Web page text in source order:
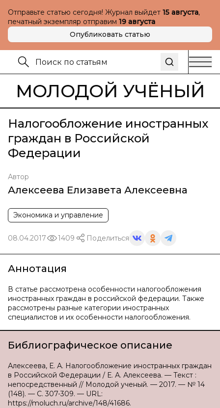
Отправьте статью сегодня! Журнал выйдет 15 августа,
печатный экземпляр отправим 19 августа
Опубликовать статью
МОЛОДОЙ УЧЁНЫЙ
Налогообложение иностранных
граждан в Российской
Федерации
Автор
Алексеева Елизавета Алексеевна
Экономика и управление
08.04.2017 1409 Поделиться
Аннотация
В статье рассмотрена особенности налогообложения
иностранных граждан в российской федерации. Также
рассмотрены разные категории иностранных
специалистов и их особенности налогообложения.
Библиографическое описание
Алексеева, Е. А. Налогообложение иностранных граждан
в Российской Федерации / Е. А. Алексеева. — Текст :
непосредственный // Молодой ученый. — 2017. — № 14
(148). — С. 307-309. — URL:
https://moluch.ru/archive/148/41686.